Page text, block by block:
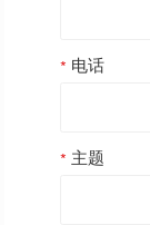
电话
主题